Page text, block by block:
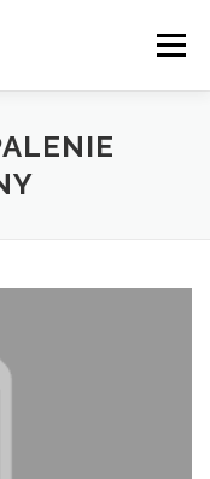
Menu
SAMOCHODOWY